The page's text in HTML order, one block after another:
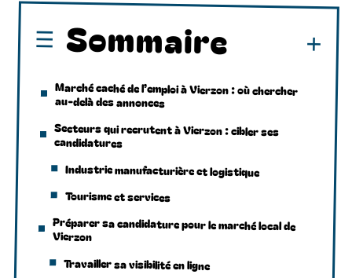
Sommaire
Marché caché de l’emploi à Vierzon : où chercher
au-delà des annonces
Secteurs qui recrutent à Vierzon : cibler ses
candidatures
Industrie manufacturière et logistique
Tourisme et services
Préparer sa candidature pour le marché local de
Vierzon
Travailler sa visibilité en ligne